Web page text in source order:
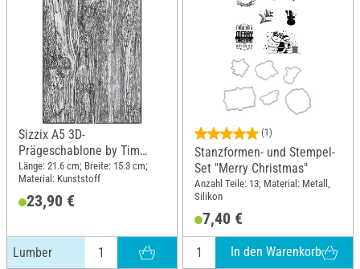
Sizzix A5 3D-
Prägeschablone by Tim
Holtz, Lumber
Länge: 21.6 cm; Breite: 15.3 cm;
Material: Kunststoff
23,90 €
Lumber
(1)
Stanzformen- und Stempel-
Set "Merry Christmas"
Anzahl Teile: 13; Material: Metall,
Silikon
7,40 €
In den Warenkorb